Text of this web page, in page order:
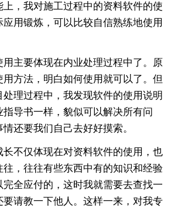
，我对施工过程中的资料软件的使
用锻炼，可以比较自信熟练地使用
用主要体现在内业处理过程中了。原
方法，明白如何使用就可以了。但
理过程中，我发现软件的使用说明
导书一样，貌似可以解决所有问
还要我们自己去好好摸索。
长不仅体现在对资料软件的使用，也
，往往有些东西中有的知识和经验
全应付的，这时我就需要去查找一
请教一下他人。这样一来，对我专